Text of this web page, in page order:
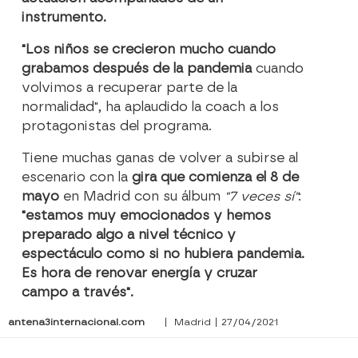
instrumento.
"Los niños se crecieron mucho cuando
grabamos después de la pandemiacuando
volvimos a recuperar parte de la
normalidad", ha aplaudido la coach a los
protagonistas del programa.
Tiene muchas ganas de volver a subirse al
escenario con lagira que comienza el 8 de
mayo en Madrid con su álbum "7 veces sí":
"estamos muy emocionados y hemos
preparado algo a nivel técnico y
espectáculo como si no hubiera pandemia.
Es hora de renovar energía y cruzar
campo a través".
antena3internacional.com | Madrid | 27/04/2021